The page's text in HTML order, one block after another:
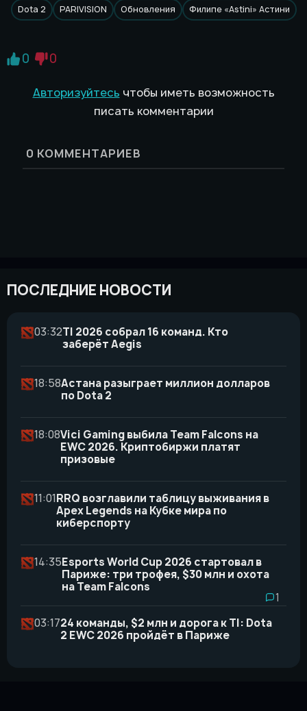
Dota 2 PARIVISION Обновления Филипе «Astini» Астини
0 0
Авторизуйтесь чтобы иметь возможность
писать комментарии
0 КОММЕНТАРИЕВ
ПОСЛЕДНИЕ НОВОСТИ
03:32TI 2026 собрал 16 команд. Кто
заберёт Aegis
18:58Астана разыграет миллион долларов
по Dota 2
18:08Vici Gaming выбила Team Falcons на
EWC 2026. Криптобиржи платят
призовые
11:01RRQ возглавили таблицу выживания в
Apex Legends на Кубке мира по
киберспорту
14:35Esports World Cup 2026 стартовал в
Париже: три трофея, $30 млн и охота
на Team Falcons
1
03:1724 команды, $2 млн и дорога к TI: Dota
2 EWC 2026 пройдёт в Париже